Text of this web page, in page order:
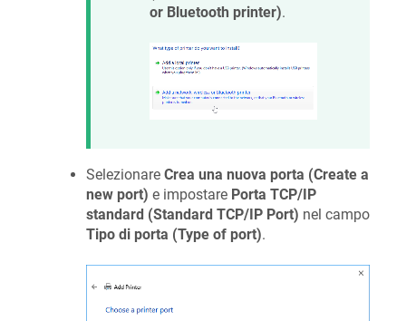
or Bluetooth printer).
Selezionare Crea una nuova porta (Create a
new port) e impostare Porta TCP/IP
standard (Standard TCP/IP Port) nel campo
Tipo di porta (Type of port).